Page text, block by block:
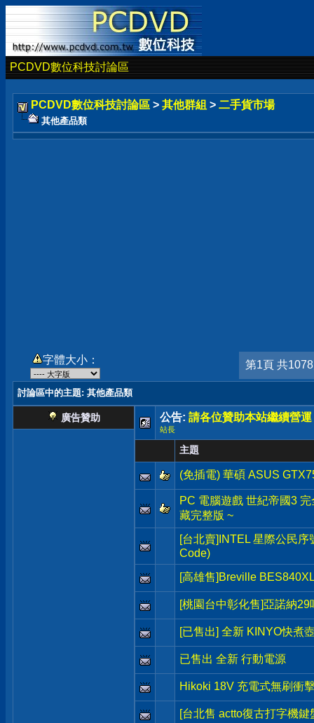
PCDVD數位科技討論區
PCDVD數位科技討論區 > 其他群組 > 二手貨市場
其他產品類
字體大小： 第1頁 共
討論區中的主題: 其他產品類
廣告贊助 公告: 請各位贊助本站繼續營運
站長
主題
(免插電) 華碩 ASUS
PC 電腦遊戲 世紀帝國3
藏完整版 ~
[台北賣]INTEL 星際公民
Code)
[高雄售]Breville
[桃園台中彰化售]亞諾納
[已售出] 全新 KINYO快煮
已售出 全新 行動電源
Hikoki 18V 充電式無刷衝
[台北售 actto復古打字機鍵